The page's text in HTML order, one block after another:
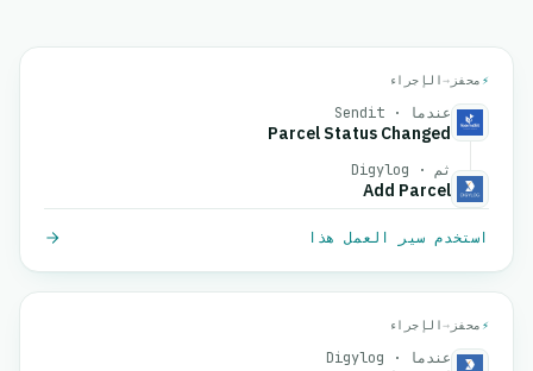
⚡ محفز →الإجراء
عندما · Sendit
Parcel Status Changed
ثم · Digylog
Add Parcel
استخدم سير العمل هذا
⚡ محفز →الإجراء
عندما · Digylog